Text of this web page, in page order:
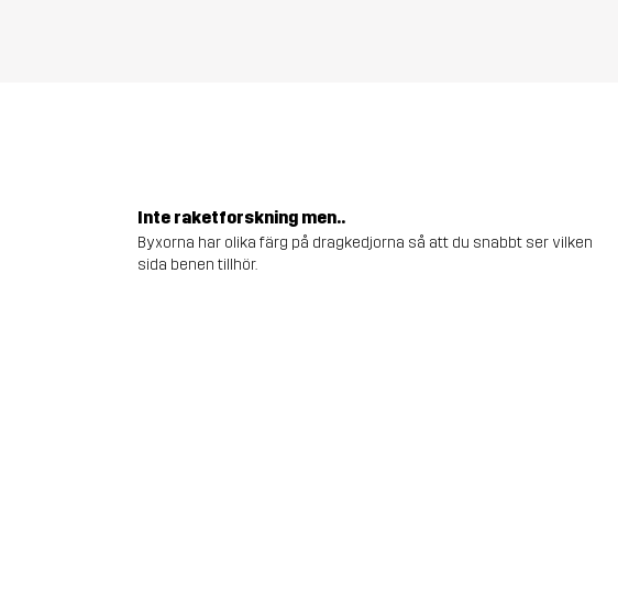
Inte raketforskning men..
Byxorna har olika färg på dragkedjorna så att du snabbt ser vilken
sida benen tillhör.